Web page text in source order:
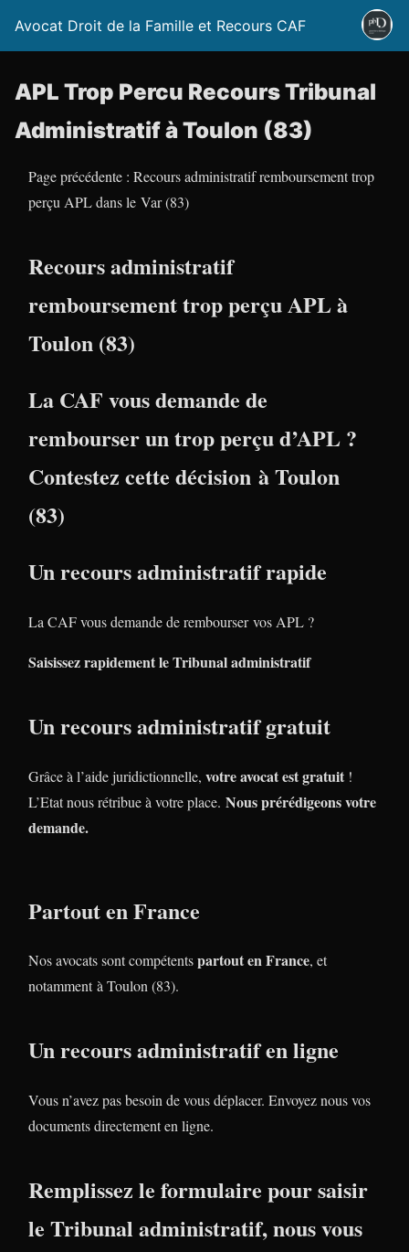
Avocat Droit de la Famille et Recours CAF
APL Trop Percu Recours Tribunal
Administratif à Toulon (83)
Page précédente : Recours administratif remboursement trop
perçu APL dans le Var (83)
Recours administratif
remboursement trop perçu APL à
Toulon (83)
La CAF vous demande de
rembourser un trop perçu d’APL ?
Contestez cette décision à Toulon
(83)
Un recours administratif rapide
La CAF vous demande de rembourser vos APL ?
Saisissez rapidement le Tribunal administratif
Un recours administratif gratuit
Grâce à l’aide juridictionnelle, votre avocat est gratuit !
L’Etat nous rétribue à votre place. Nous prérédigeons votre
demande.
Partout en France
Nos avocats sont compétentspartout en France, et
notamment à Toulon (83).
Un recours administratif en ligne
Vous n’avez pas besoin de vous déplacer. Envoyez nous vos
documents directement en ligne.
Remplissez le formulaire pour saisir
le Tribunal administratif, nous vous